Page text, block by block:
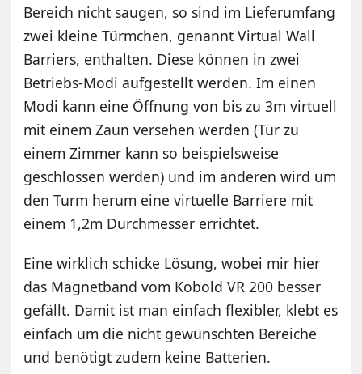
Bereich nicht saugen, so sind im Lieferumfang
zwei kleine Türmchen, genannt Virtual Wall
Barriers, enthalten. Diese können in zwei
Betriebs-Modi aufgestellt werden. Im einen
Modi kann eine Öffnung von bis zu 3m virtuell
mit einem Zaun versehen werden (Tür zu
einem Zimmer kann so beispielsweise
geschlossen werden) und im anderen wird um
den Turm herum eine virtuelle Barriere mit
einem 1,2m Durchmesser errichtet.
Eine wirklich schicke Lösung, wobei mir hier
das Magnetband vom Kobold VR 200 besser
gefällt. Damit ist man einfach flexibler, klebt es
einfach um die nicht gewünschten Bereiche
und benötigt zudem keine Batterien.